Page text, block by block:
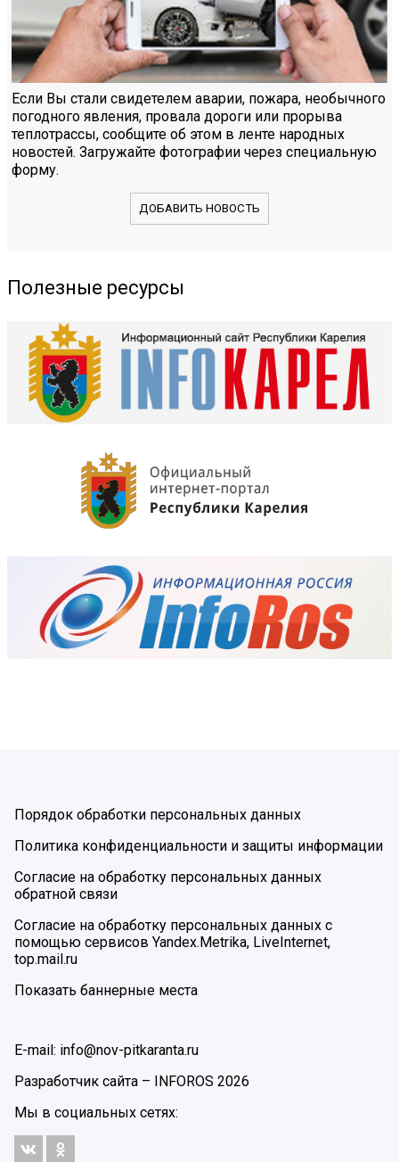
Если Вы стали свидетелем аварии, пожара, необычного
погодного явления, провала дороги или прорыва
теплотрассы, сообщите об этом в ленте народных
новостей. Загружайте фотографии через специальную
форму.
ДОБАВИТЬ НОВОСТЬ
Полезные ресурсы
Порядок обработки персональных данных
Политика конфиденциальности и защиты информации
Согласие на обработку персональных данных
обратной связи
Согласие на обработку персональных данных с
помощью сервисов Yandex.Metrika, LiveInternet,
top.mail.ru
Показать баннерные места
E-mail: info@nov-pitkaranta.ru
Разработчик сайта –
INFOROS 2026
Мы в социальных сетях: